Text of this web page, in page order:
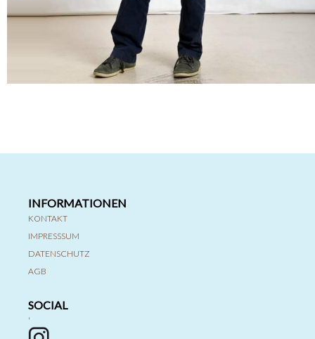
INFORMATIONEN
KONTAKT
IMPRESSSUM
DATENSCHUTZ
AGB
SOCIAL
'